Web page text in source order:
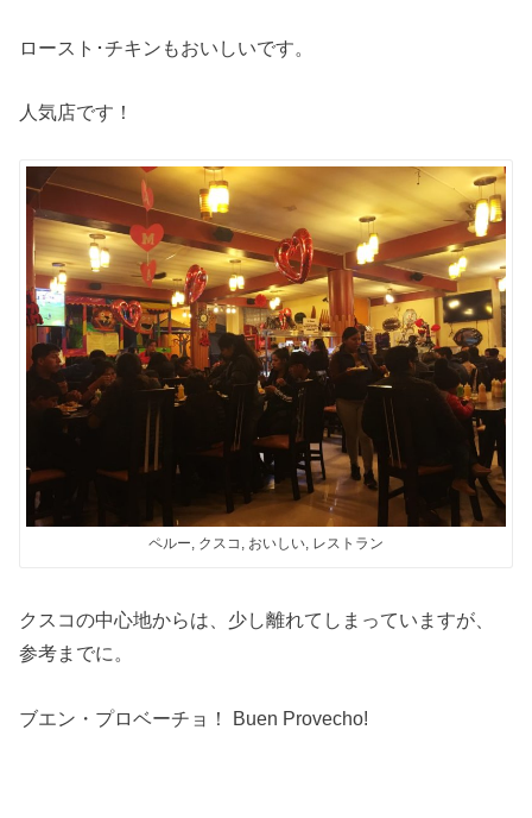
ロースト･チキンもおいしいです。
人気店です！
ペルー, クスコ, おいしい, レストラン
クスコの中心地からは、少し離れてしまっていますが、
参考までに。
ブエン・プロベーチョ！ Buen Provecho!